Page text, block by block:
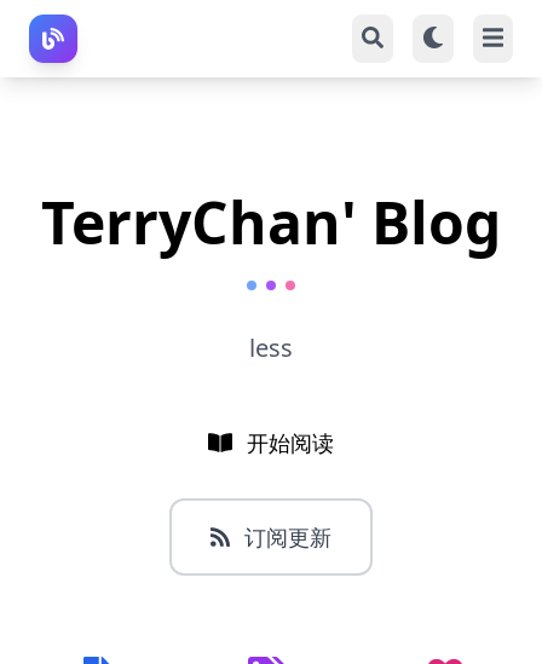
TerryChan' Blog
less
开始阅读
订阅更新